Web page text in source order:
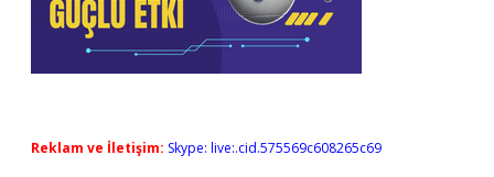
Reklam ve İletişim: Skype: live:.cid.575569c608265c69